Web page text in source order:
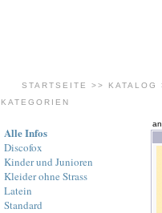
STARTSEITE >> KATALOG
KATEGORIEN
Alle Infos
Discofox
Kinder und Junioren
Kleider ohne Strass
Latein
Standard